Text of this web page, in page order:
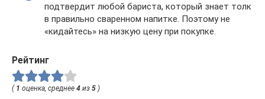
подтвердит любой бариста, который знает толк
в правильно сваренном напитке. Поэтому не
«кидайтесь» на низкую цену при покупке.
Рейтинг
( 1 оценка, среднее 4 из 5 )